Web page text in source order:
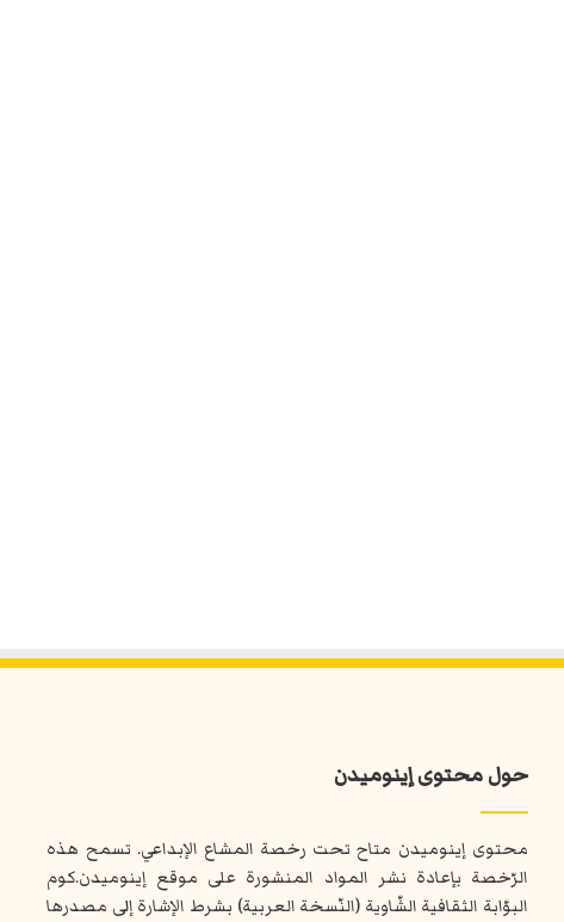
حول محتوى إينوميدن
محتوى إينوميدن متاح تحت رخصة المشاع الإبداعي. تسمح هذه
الرّخصة بإعادة نشر المواد المنشورة على موقع إينوميدن.كوم
البوّابة الثقافية الشّاوية (النّسخة العربية) بشرط الإشارة إلى مصدرها